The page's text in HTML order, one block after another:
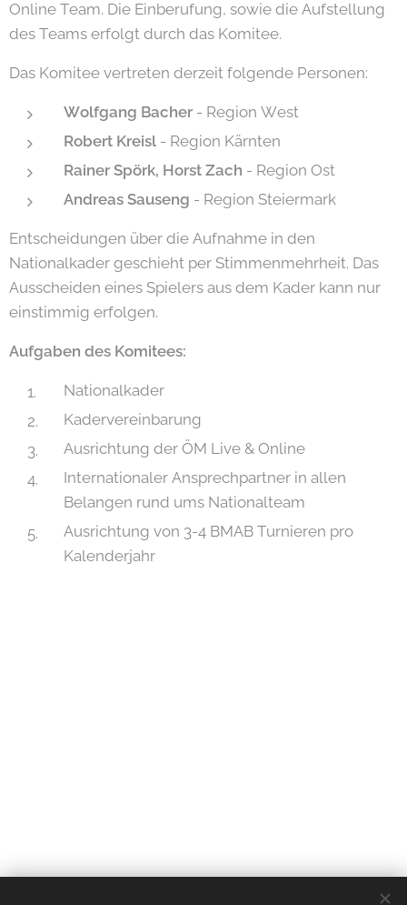
Online Team. Die Einberufung, sowie die Aufstellung
des Teams erfolgt durch das Komitee.
Das Komitee vertreten derzeit folgende Personen:
Wolfgang Bacher - Region West
Robert Kreisl - Region Kärnten
Rainer Spörk, Horst Zach - Region Ost
Andreas Sauseng - Region Steiermark
Entscheidungen über die Aufnahme in den
Nationalkader geschieht per Stimmenmehrheit. Das
Ausscheiden eines Spielers aus dem Kader kann nur
einstimmig erfolgen.
Aufgaben des Komitees:
Nationalkader
Kadervereinbarung
Ausrichtung der ÖM Live & Online
Internationaler Ansprechpartner in allen
Belangen rund ums Nationalteam
Ausrichtung von 3-4 BMAB Turnieren pro
Kalenderjahr